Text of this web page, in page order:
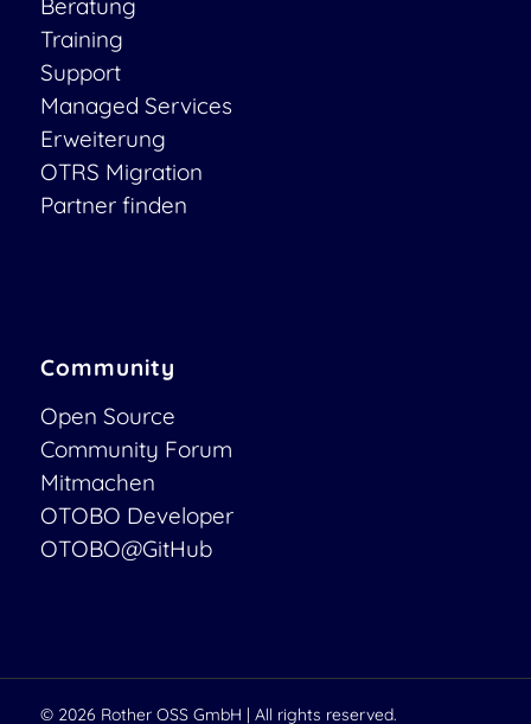
Training
Support
Managed Services
Erweiterung
OTRS Migration
Partner finden
Community
Open Source
Community Forum
Mitmachen
OTOBO Developer
OTOBO@GitHub
© 2026 Rother OSS GmbH | All rights reserved.